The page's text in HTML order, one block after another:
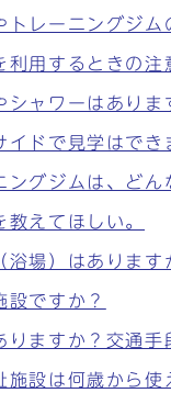
レーニングジ
用するときの注
ャワーはありま
ドで見学はでき
グジムは、どん
えてほしい。
場）はあります
設ですか？
ますか？交通手
設は何歳から使